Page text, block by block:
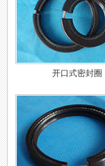
开口式密封圈